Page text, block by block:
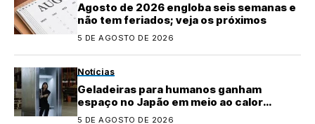
Agosto de 2026 engloba seis semanas e
não tem feriados; veja os próximos
5 DE AGOSTO DE 2026
Notícias
Geladeiras para humanos ganham
espaço no Japão em meio ao calor
extremo
5 DE AGOSTO DE 2026